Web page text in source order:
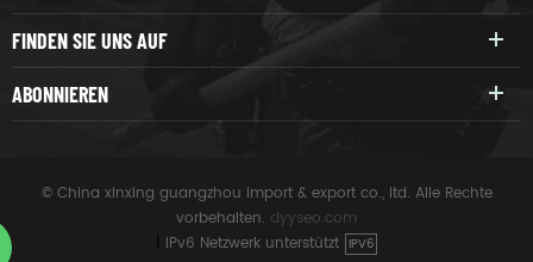
FINDEN SIE UNS AUF
ABONNIEREN
© China xinxing guangzhou import & export co., ltd. Alle Rechte
vorbehalten. dyyseo.com
IPv6 Netzwerk unterstützt IPV6